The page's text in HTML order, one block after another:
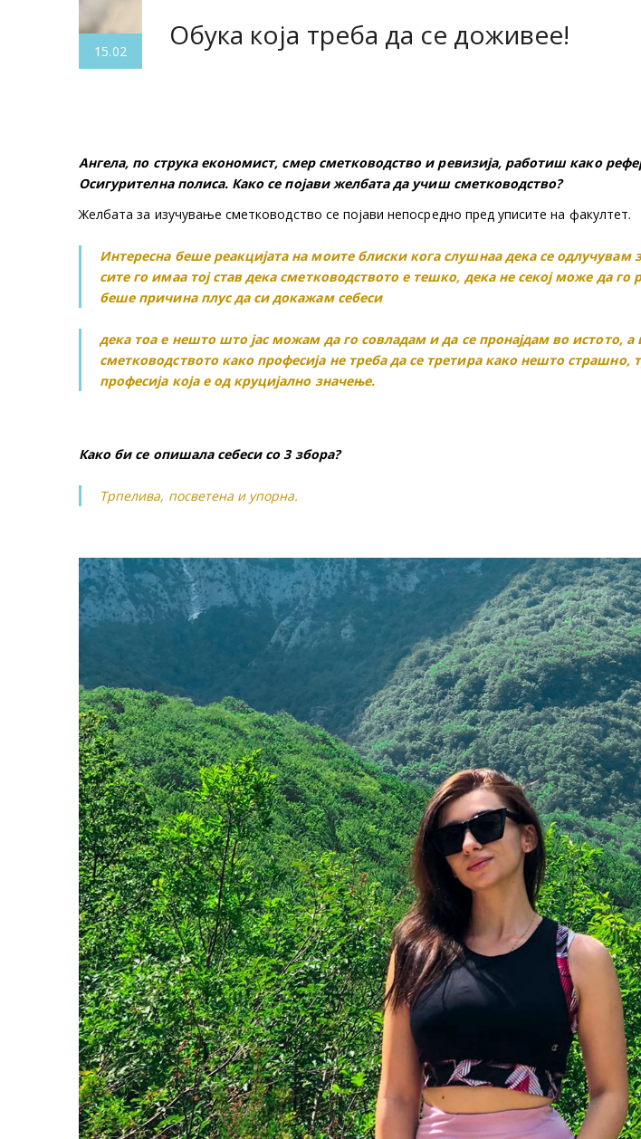
15.02 Обука која треба да се доживее!
Ангела, по струка економист, смер сметководство и ревизија, работиш како
Осигурителна полиса. Како се појави желбата да учиш сметководство?
Желбата за изучување сметководство се појави непосредно пред уписите на факултет.
Интересна беше реакцијата на моите блиски кога слушнаа дека се одлучувам
сите го имаа тој став дека сметководството е тешко, дека не секој може да
беше причина плус да си докажам себеси
дека тоа е нешто што јас можам да го совладам и да се пронајдам во истото, а
сметководството како професија не треба да се третира како нешто страшно,
професија која е од круцијално значење.
Како би се опишала себеси со 3 збора?
Трпелива, посветена и упорна.